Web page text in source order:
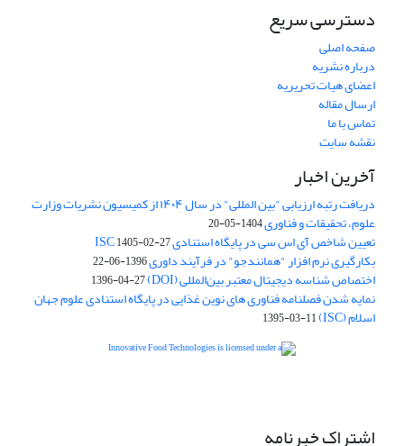
دسترسی سریع
صفحه اصلی
درباره نشریه
اعضای هیات تحریریه
ارسال مقاله
تماس با ما
نقشه سایت
آخرین اخبار
دریافت رتبه ارزیابی "بین المللی" در سال ۱۴۰۴ از کمیسیون نشریات وزارت
علوم، تحقیقات و فناوری1404-05-20
تعیین شاخص آی اس سی در پایگاه استنادی ISC1405-02-27
بکارگیری نرم افزار "همانندجو" در فرآیند داوری1396-06-22
اختصاص شناسه دیجیتال معتبر بین‌المللی (DOI) 1396-04-27
نمایه شدن فصلنامه فناوری های نوین غذایی در پایگاه استنادی علوم جهان
اسلام (ISC) 1395-03-11
اشتراک خبرنامه